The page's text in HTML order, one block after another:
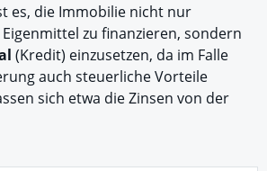
es, die Immobilie nicht nur
zu finanzieren, sondern
(Kredit) einzusetzen, da im Falle
auch steuerliche Vorteile
sich etwa die Zinsen von der